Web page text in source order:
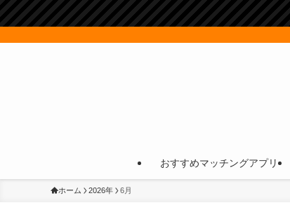
おすすめマッチングアプリ
ホーム 2026年 6月